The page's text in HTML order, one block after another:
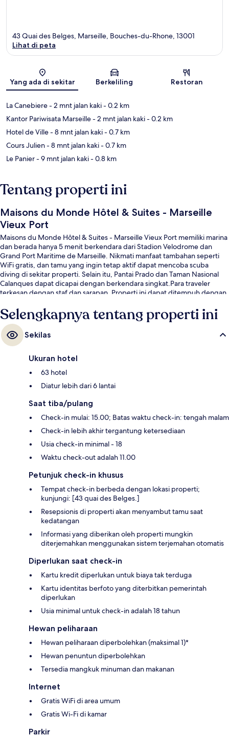
Peta
43 Quai des Belges, Marseille, Bouches-du-Rhone, 13001
Lihat di peta
Yang ada di sekitar Berkeliling Restoran
La Canebiere- 2 mnt jalan kaki- 0.2 km
Kantor Pariwisata Marseille- 2 mnt jalan kaki- 0.2 km
Hotel de Ville- 8 mnt jalan kaki- 0.7 km
Cours Julien- 8 mnt jalan kaki- 0.7 km
Le Panier- 9 mnt jalan kaki- 0.8 km
Tentang properti ini
Maisons du Monde Hôtel & Suites - Marseille
Vieux Port
Maisons du Monde Hôtel & Suites - Marseille Vieux Port memiliki marina
dan berada hanya 5 menit berkendara dari Stadion Velodrome dan
Grand Port Maritime de Marseille. Nikmati manfaat tambahan seperti
WiFi gratis, dan tamu yang ingin tetap aktif dapat mencoba scuba
diving di sekitar properti. Selain itu, Pantai Prado dan Taman Nasional
Calanques dapat dicapai dengan berkendara singkat.Para traveler
terkesan dengan staf dan sarapan. Properti ini dapat ditempuh dengan
beberapa langkah dan Stasiun Estrangin berjarak 8 menit.
Selengkapnya tentang properti ini
Sekilas
Ukuran hotel
63 hotel
Diatur lebih dari 6 lantai
Saat tiba/pulang
Check-in mulai: 15.00; Batas waktu check-in: tengah malam
Check-in lebih akhir tergantung ketersediaan
Usia check-in minimal - 18
Waktu check-out adalah 11.00
Petunjuk check-in khusus
Tempat check-in berbeda dengan lokasi properti;
kunjungi: [43 quai des Belges.]
Resepsionis di properti akan menyambut tamu saat
kedatangan
Informasi yang diberikan oleh properti mungkin
diterjemahkan menggunakan sistem terjemahan otomatis
Diperlukan saat check-in
Kartu kredit diperlukan untuk biaya tak terduga
Kartu identitas berfoto yang diterbitkan pemerintah
diperlukan
Usia minimal untuk check-in adalah 18 tahun
Hewan peliharaan
Hewan peliharaan diperbolehkan (maksimal 1)*
Hewan penuntun diperbolehkan
Tersedia mangkuk minuman dan makanan
Internet
Gratis WiFi di area umum
Gratis Wi-Fi di kamar
Parkir